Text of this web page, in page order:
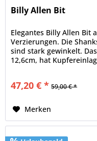
Billy Allen Bit
Elegantes Billy Allen Bit
Verzierungen. Die
sind stark gewinkelt.
12,6cm, hat
47,20 € * 59,00 € *
Merken